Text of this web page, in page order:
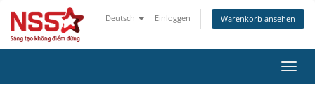
Deutsch Einloggen Warenkorb ansehen
ein-/